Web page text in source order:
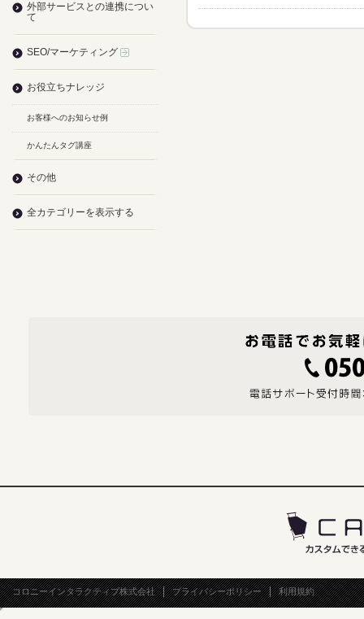
外部サービスとの連携につい
て
SEO/マーケティング
お役立ちナレッジ
お客様へのお知らせ例
かんたんタグ講座
その他
全カテゴリーを表示する
コロニーインタラクティブ株式会社 プライバシーポリシー 利用規約